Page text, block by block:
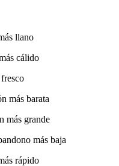
llano
cálido
más barata
más grande
más baja
rápido